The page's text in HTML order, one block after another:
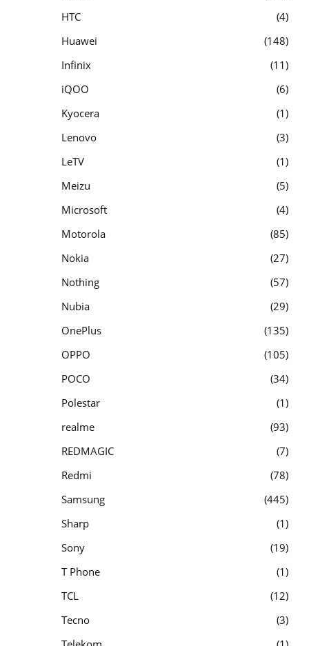
HTC
4
Huawei
148
Infinix
11
iQOO
6
Kyocera
1
Lenovo
3
LeTV
1
Meizu
5
Microsoft
4
Motorola
85
Nokia
27
Nothing
57
Nubia
29
OnePlus
135
OPPO
105
POCO
34
Polestar
1
realme
93
REDMAGIC
7
Redmi
78
Samsung
445
Sharp
1
Sony
19
T Phone
1
TCL
12
Tecno
3